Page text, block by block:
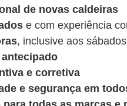
de novas caldeiras
e com experiência
, inclusive aos
e corretiva
e segurança em